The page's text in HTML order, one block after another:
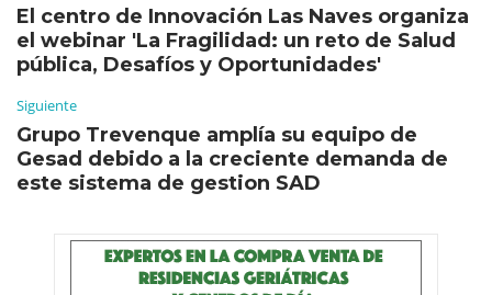
El centro de Innovación Las Naves organiza
el webinar 'La Fragilidad: un reto de Salud
pública, Desafíos y Oportunidades'
Siguiente
Grupo Trevenque amplía su equipo de
Gesad debido a la creciente demanda de
este sistema de gestion SAD